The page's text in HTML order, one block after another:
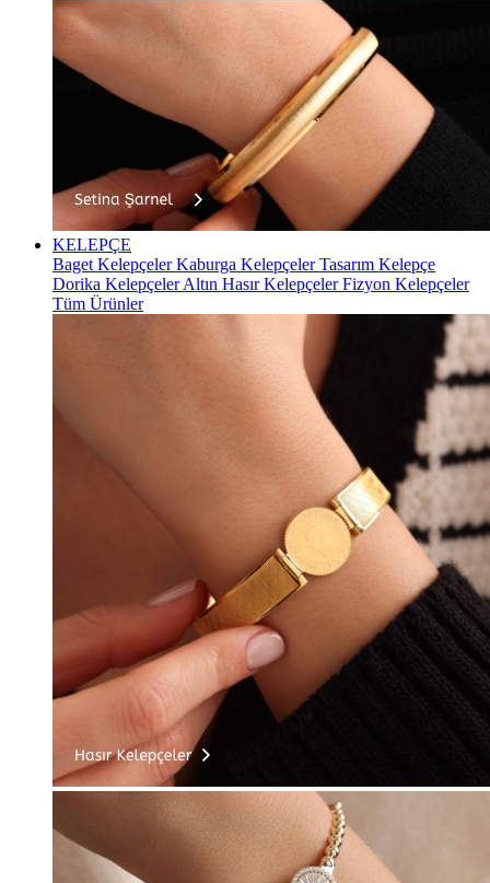
KELEPÇE
Baget KelepçelerKaburga KelepçelerTasarım Kelepçe
Dorika KelepçelerAltın Hasır KelepçelerFizyon Kelepçeler
Tüm Ürünler